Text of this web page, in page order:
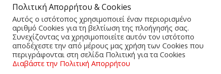
Λεωφ.Σαλαμίνος 21
Πειραιάς – Κερατσίνι
TK: 18546
ΤΗΛ: 210-4629809
Email: lazopouloshome.gr@gmail.com
ΑΡ.ΓΕΜΗ 044609407000
Πολιτική Απορρήτου & Cookies
Αυτός ο ιστότοπος χρησιμοποιεί έναν περιορισμένο
αριθμό Cookies για τη βελτίωση της πλοήγησής σας.
Συνεχίζοντας να χρησιμοποιείτε αυτόν τον ιστότοπο
αποδέχεστε την από μέρους μας χρήση των Cookies που
περιγράφονται στη σελίδα Πολιτική για τα Cookies
Διαβάστε την Πολιτική Απορρήτου